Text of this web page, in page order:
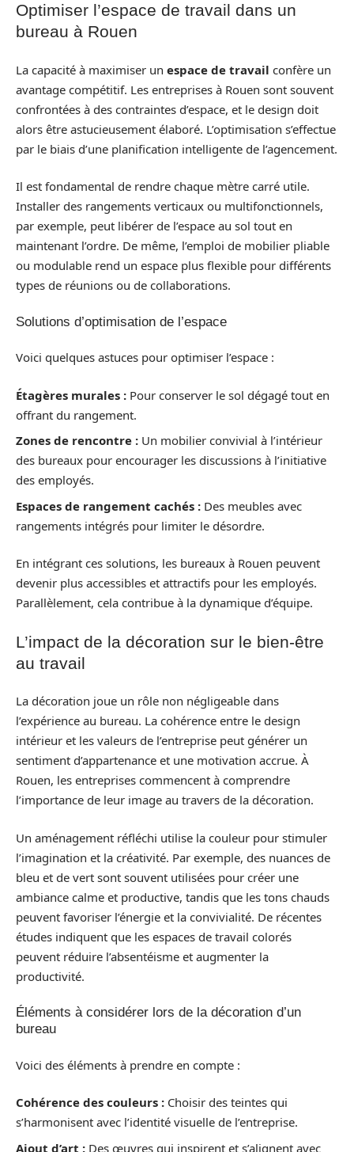
Optimiser l’espace de travail dans un
bureau à Rouen
La capacité à maximiser un espace de travail confère un
avantage compétitif. Les entreprises à Rouen sont souvent
confrontées à des contraintes d’espace, et le design doit
alors être astucieusement élaboré. L’optimisation s’effectue
par le biais d’une planification intelligente de l’agencement.
Il est fondamental de rendre chaque mètre carré utile.
Installer des rangements verticaux ou multifonctionnels,
par exemple, peut libérer de l’espace au sol tout en
maintenant l’ordre. De même, l’emploi de mobilier pliable
ou modulable rend un espace plus flexible pour différents
types de réunions ou de collaborations.
Solutions d’optimisation de l’espace
Voici quelques astuces pour optimiser l’espace :
Étagères murales : Pour conserver le sol dégagé tout en
offrant du rangement.
Zones de rencontre : Un mobilier convivial à l’intérieur
des bureaux pour encourager les discussions à l’initiative
des employés.
Espaces de rangement cachés : Des meubles avec
rangements intégrés pour limiter le désordre.
En intégrant ces solutions, les bureaux à Rouen peuvent
devenir plus accessibles et attractifs pour les employés.
Parallèlement, cela contribue à la dynamique d’équipe.
L’impact de la décoration sur le bien-être
au travail
La décoration joue un rôle non négligeable dans
l’expérience au bureau. La cohérence entre le design
intérieur et les valeurs de l’entreprise peut générer un
sentiment d’appartenance et une motivation accrue. À
Rouen, les entreprises commencent à comprendre
l’importance de leur image au travers de la décoration.
Un aménagement réfléchi utilise la couleur pour stimuler
l’imagination et la créativité. Par exemple, des nuances de
bleu et de vert sont souvent utilisées pour créer une
ambiance calme et productive, tandis que les tons chauds
peuvent favoriser l’énergie et la convivialité. De récentes
études indiquent que les espaces de travail colorés
peuvent réduire l’absentéisme et augmenter la
productivité.
Éléments à considérer lors de la décoration d’un
bureau
Voici des éléments à prendre en compte :
Cohérence des couleurs : Choisir des teintes qui
s’harmonisent avec l’identité visuelle de l’entreprise.
Ajout d’art : Des œuvres qui inspirent et s’alignent avec